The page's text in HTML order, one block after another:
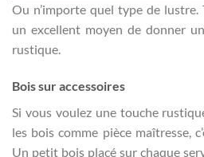
Ou n’importe quel type de lustre.
un excellent moyen de donner
rustique.
Bois sur accessoires
Si vous voulez une touche
les bois comme pièce maîtresse,
Un petit bois placé sur chaque